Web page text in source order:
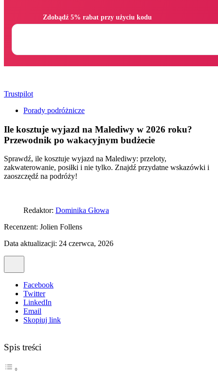
Trustpilot
Porady podróżnicze
Ile kosztuje wyjazd na Malediwy w 2026 roku?
Przewodnik po wakacyjnym budżecie
Sprawdź, ile kosztuje wyjazd na Malediwy: przeloty,
zakwaterowanie, posiłki i nie tylko. Znajdź przydatne wskazówki i
zaoszczędź na podróży!
Redaktor: Dominika Głowa
Recenzent: Jolien Follens
Data aktualizacji: 24 czerwca, 2026
Facebook
Twitter
LinkedIn
Email
Skopiuj link
Spis treści